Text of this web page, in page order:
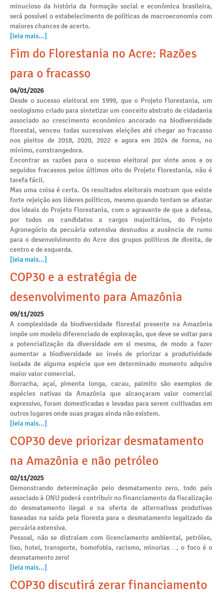
minucioso da história da formação social e econômica brasileira,
será possível o estabelecimento de políticas de macroeconomia com
maiores chances de acerto.
[leia mais...]
Fim do Florestania no Acre: Razões
para o fracasso
04/01/2026
Desde o sucesso eleitoral em 1999, que o Projeto Florestania, um
neologismo criado para sintetizar um conceito abstrato de cidadania
associado ao crescimento econômico ancorado na biodiversidade
florestal, venceu todas sucessivas eleições até chegar ao fracasso
nos pleitos de 2018, 2020, 2022 e agora em 2024 de forma, no
mínimo, constrangedora.
Encontrar as razões para o sucesso eleitoral por vinte anos e os
seguidos fracassos pelos últimos oito do Projeto Florestania, não é
tarefa fácil.
Mas uma coisa é certa. Os resultados eleitorais mostram que existe
forte rejeição aos líderes políticos, mesmo quando tentam se afastar
dos ideais do Projeto Florestania, com o agravante de que a defesa,
por todos os candidatos a cargos majoritários, do Projeto
Agronegócio da pecuária extensiva desnudou a ausência de rumo
para o desenvolvimento do Acre dos grupos políticos de direita, de
centro e de esquerda.
[leia mais...]
COP30 e a estratégia de
desenvolvimento para Amazônia
09/11/2025
A complexidade da biodiversidade florestal presente na Amazônia
impõe um modelo diferenciado de exploração, que deve se voltar para
a potencialização da diversidade em si mesma, de modo a fazer
aumentar a biodiversidade ao invés de priorizar a produtividade
isolada de alguma espécie que em determinado momento adquire
maior valor comercial.
Borracha, açaí, pimenta longa, cacau, palmito são exemplos de
espécies nativas da Amazônia que alcançaram valor comercial
expressivo, foram domesticadas e levadas para serem cultivadas em
outros lugares onde suas pragas ainda não existem.
[leia mais...]
COP30 deve priorizar desmatamento
na Amazônia e não petróleo
02/11/2025
Demonstrando determinação pelo desmatamento zero, todo país
associado à ONU poderá contribuir no financiamento da fiscalização
do desmatamento ilegal e na oferta de alternativas produtivas
baseadas na saída pela floresta para o desmatamento legalizado da
pecuária extensiva.
Pessoal, não se distraiam com licenciamento ambiental, petróleo,
lixo, hotel, transporte, homofobia, racismo, minorias…, o foco é o
desmatamento zero!
[leia mais...]
COP30 discutirá zerar financiamento